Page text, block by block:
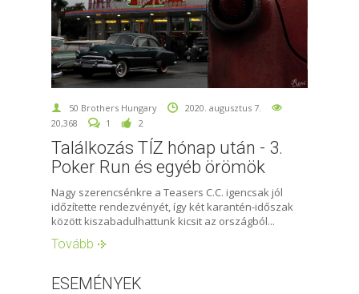
50 Brothers Hungary
2020. augusztus 7.
20,368
1 2
Találkozás TÍZ hónap után - 3.
Poker Run és egyéb örömök
Nagy szerencsénkre a Teasers C.C. igencsak jól
időzítette rendezvényét, így két karantén-időszak
között kiszabadulhattunk kicsit az országból...
Tovább
ESEMÉNYEK